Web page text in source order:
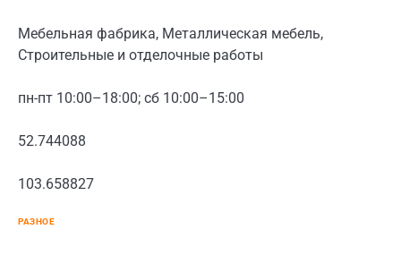
Мебельная фабрика, Металлическая мебель,
Строительные и отделочные работы
пн-пт 10:00–18:00; сб 10:00–15:00
52.744088
103.658827
РАЗНОЕ